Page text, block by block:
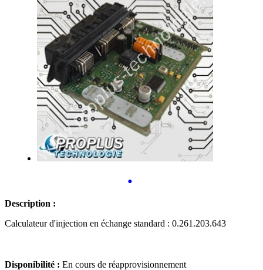
•
Description :
Calculateur d'injection en échange standard : 0.261.203.643
Disponibilité : En cours de réapprovisionnement